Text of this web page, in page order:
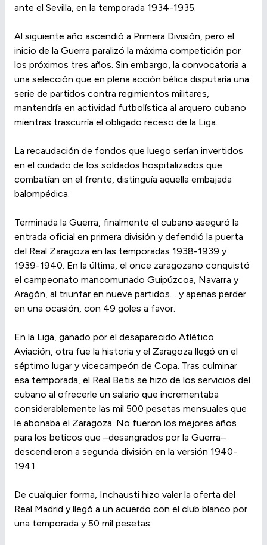
ante el Sevilla, en la temporada 1934-1935.
Al siguiente año ascendió a Primera División, pero el
inicio de la Guerra paralizó la máxima competición por
los próximos tres años. Sin embargo, la convocatoria a
una selección que en plena acción bélica disputaría una
serie de partidos contra regimientos militares,
mantendría en actividad futbolística al arquero cubano
mientras trascurría el obligado receso de la Liga.
La recaudación de fondos que luego serían invertidos
en el cuidado de los soldados hospitalizados que
combatían en el frente, distinguía aquella embajada
balompédica.
Terminada la Guerra, finalmente el cubano aseguró la
entrada oficial en primera división y defendió la puerta
del Real Zaragoza en las temporadas 1938-1939 y
1939-1940. En la última, el once zaragozano conquistó
el campeonato mancomunado Guipúzcoa, Navarra y
Aragón, al triunfar en nueve partidos… y apenas perder
en una ocasión, con 49 goles a favor.
En la Liga, ganado por el desaparecido Atlético
Aviación, otra fue la historia y el Zaragoza llegó en el
séptimo lugar y vicecampeón de Copa. Tras culminar
esa temporada, el Real Betis se hizo de los servicios del
cubano al ofrecerle un salario que incrementaba
considerablemente las mil 500 pesetas mensuales que
le abonaba el Zaragoza. No fueron los mejores años
para los beticos que –desangrados por la Guerra–
descendieron a segunda división en la versión 1940-
1941.
De cualquier forma, Inchausti hizo valer la oferta del
Real Madrid y llegó a un acuerdo con el club blanco por
una temporada y 50 mil pesetas.